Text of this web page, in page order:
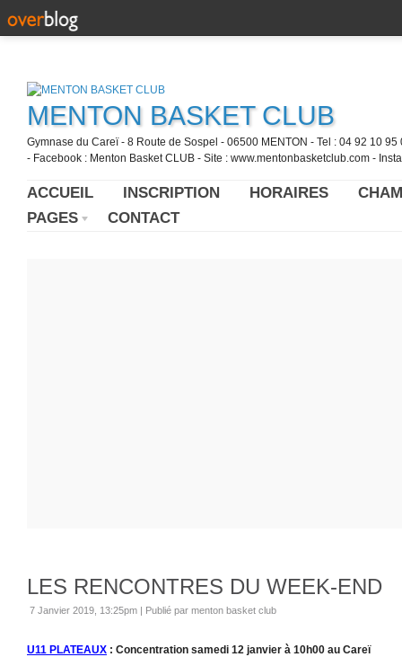
MENTON BASKET CLUB
Gymnase du Careï - 8 Route de Sospel - 06500 MENTON - Tel : 04 92 10
- Facebook : Menton Basket CLUB - Site : www.mentonbasketclub.com -
ACCUEIL INSCRIPTION HORAIRES
PAGES
CONTACT
LES RENCONTRES DU WEEK-END
7 Janvier 2019, 13:25pm | Publié par menton basket club
U11 PLATEAUX : Concentration samedi 12 janvier à 10h00 au Careï